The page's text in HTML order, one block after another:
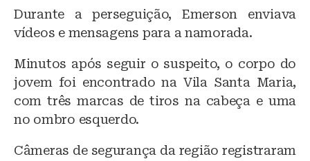
Durante a perseguição, Emerson enviava
vídeos e mensagens para a namorada.
Minutos após seguir o suspeito, o corpo do
jovem foi encontrado na Vila Santa Maria,
com três marcas de tiros na cabeça e uma
no ombro esquerdo.
Câmeras de segurança da região registraram